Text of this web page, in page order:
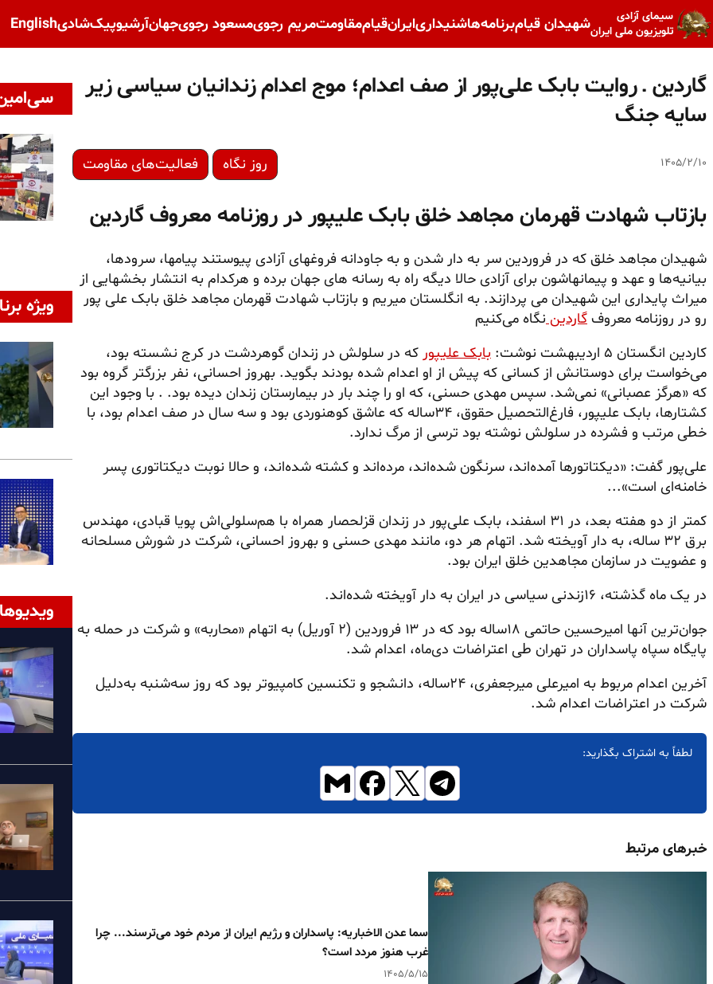
سیمای آزادی
تلویزیون ملی ایرانشهیدان قیامبرنامه‌هاشنیداریایرانقیاممقاومتمریم رجویمسعود رجویجهانآرشیوپیک‌شادیEnglish
گاردین ـ روایت بابک علی‌پور از صف اعدام؛ موج اعدام زندانیان سیاسی زیر
سایه جنگ
۱۴۰۵/۲/۱۰ روز نگاه فعالیت‌های مقاومت
بازتاب شهادت قهرمان مجاهد خلق بابک علیپور در روزنامه معروف گاردین
شهیدان مجاهد خلق که در فروردین سر به دار شدن و به جاودانه فروغهای آزادی پیوستند پیامها، سرودها،
بیانیه‌ها و عهد و پیمانهاشون برای آزادی حالا دیگه راه به رسانه های جهان برده و هرکدام به انتشار بخشهایی از
میراث پایداری این شهیدان می پردازند. به انگلستان میریم و بازتاب شهادت قهرمان مجاهد خلق بابک علی پور
رو در روزنامه معروف گاردیننگاه می‌کنیم
کاردین انگستان ۵ اردیبهشت نوشت:
بابک علیپور که در سلولش در زندان گوهردشت در کرج نشسته بود،
می‌خواست برای دوستانش از کسانی که پیش از او اعدام شده بودند بگوید. بهروز احسانی، نفر بزرگتر گروه بود
که «هرگز عصبانی» نمی‌شد. سپس مهدی حسنی، که او را چند بار در بیمارستان زندان دیده بود. . با وجود این
کشتارها، بابک علیپور، فارغ‌التحصیل حقوق، ۳۴ساله که عاشق کوهنوردی بود و سه سال در صف اعدام بود، با
خطی مرتب و فشرده در سلولش نوشته بود ترسی از مرگ ندارد.
علی‌پور گفت: «دیکتاتورها آمده‌اند، سرنگون شده‌اند، مرده‌اند و کشته شده‌اند، و حالا نوبت دیکتاتوری پسر
خامنه‌ای است»...
کمتر از دو هفته بعد، در ۳۱ اسفند، بابک علی‌پور در زندان قزلحصار همراه با هم‌سلولی‌اش پویا قبادی، مهندس
برق ۳۲ ساله، به دار آویخته شد. اتهام هر دو، مانند مهدی حسنی و بهروز احسانی، شرکت در شورش مسلحانه
و عضویت در سازمان مجاهدین خلق ایران بود.
در یک ماه گذشته، ۱۶زندنی سیاسی در ایران به دار آویخته شده‌اند.
جوان‌ترین آنها امیرحسین حاتمی ۱۸ساله بود که در ۱۳ فروردین (۲ آوریل) به اتهام «محاربه» و شرکت در حمله به
پایگاه سپاه پاسداران در تهران طی اعتراضات دی‌ماه، اعدام شد.
آخرین اعدام مربوط به امیرعلی میرجعفری، ۲۴ساله، دانشجو و تکنسین کامپیوتر بود که روز سه‌شنبه به‌دلیل
شرکت در اعتراضات اعدام شد.
لطفاً به اشتراک بگذارید:
خبرهای مرتبط
سما عدن الاخباریه: پاسداران و رژیم ایران از مردم خود می‌ترسند... چرا
غرب هنوز مردد است؟
۱۴۰۵/۵/۱۵
ویژه